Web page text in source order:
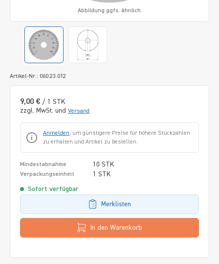
Artikel-Nr.: 060.23.012
Abbildung ggfs. ähnlich
9,00 € / 1 STK
zzgl. MwSt. und Versand
Anmelden, um günstigere Preise für höhere Stückzahlen
zu erhalten und Artikel zu bestellen.
Mindestabnahme 10 STK
Verpackungseinheit 1 STK
Sofort verfügbar
Merklisten
In den Warenkorb